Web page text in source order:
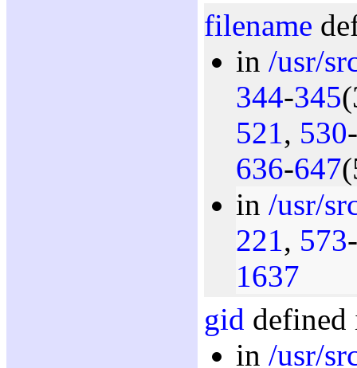
filename
in /usr/
344-345
521, 530-
636-647
in /usr/
221, 573-
1637
gid
in /usr/